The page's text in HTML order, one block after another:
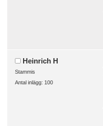
Heinrich H
Stammis
Antal inlägg: 100